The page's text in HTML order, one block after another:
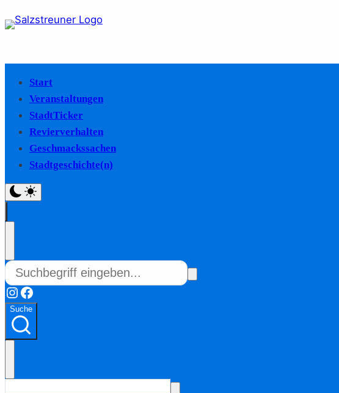
Start
Veranstaltungen
StadtTicker
Revierverhalten
Geschmackssachen
Stadtgeschichte(n)
Instagram
Facebook
Suche